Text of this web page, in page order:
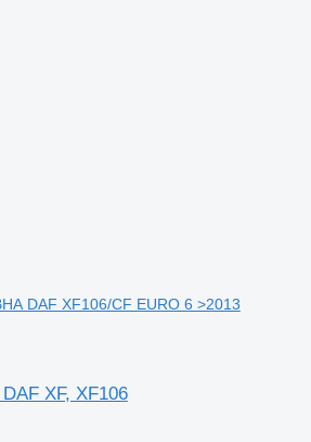
DAF XF106/CF EURO 6 >2013
XF, XF106